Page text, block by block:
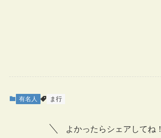
有名人 ま行
よかったらシェアしてね！